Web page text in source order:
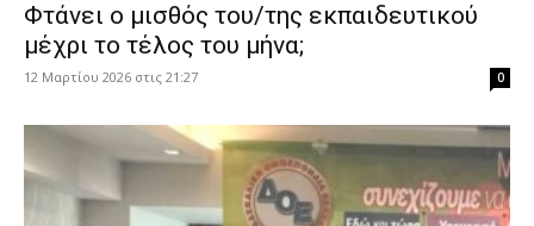
Φτάνει ο μισθός του/της εκπαιδευτικού
μέχρι το τέλος του μήνα;
12 Μαρτίου 2026 στις 21:27 0